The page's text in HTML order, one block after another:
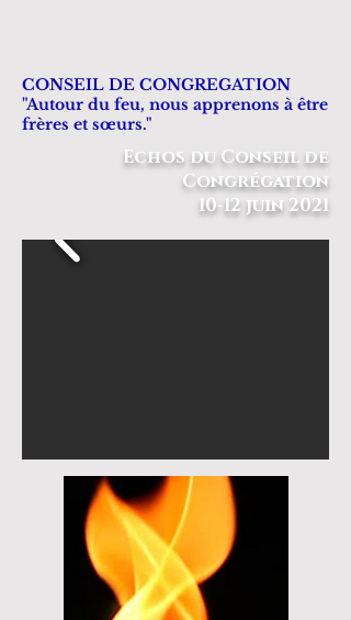
CONSEIL DE CONGREGATION
"Autour du feu, nous apprenons à être
frères et sœurs."
Echos du Conseil de
Congrégation
10-12 juin 2021